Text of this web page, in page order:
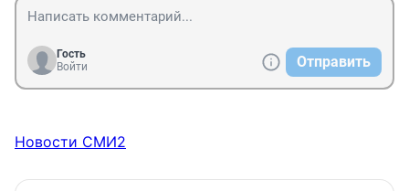
Гость
Войти
Отправить
Новости СМИ2